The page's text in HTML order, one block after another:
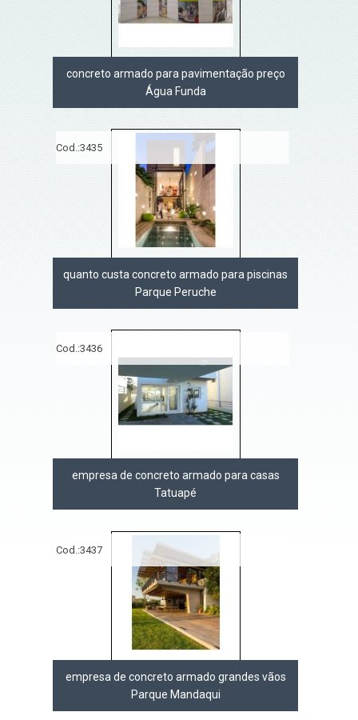
concreto armado para pavimentação preço
Água Funda
Cod.:3435
quanto custa concreto armado para piscinas
Parque Peruche
Cod.:3436
empresa de concreto armado para casas
Tatuapé
Cod.:3437
empresa de concreto armado grandes vãos
Parque Mandaqui